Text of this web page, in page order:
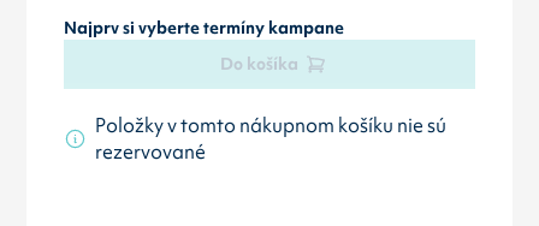
Najprv si vyberte termíny kampane
Do košíka
Položky v tomto nákupnom košíku nie sú
rezervované